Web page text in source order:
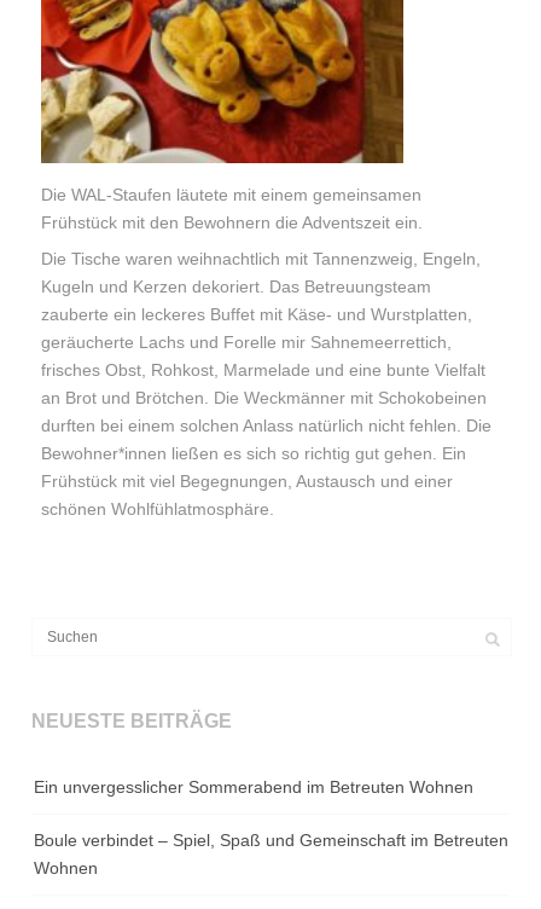
Die WAL-Staufen läutete mit einem gemeinsamen
Frühstück mit den Bewohnern die Adventszeit ein.
Die Tische waren weihnachtlich mit Tannenzweig, Engeln,
Kugeln und Kerzen dekoriert. Das Betreuungsteam
zauberte ein leckeres Buffet mit Käse- und Wurstplatten,
geräucherte Lachs und Forelle mir Sahnemeerrettich,
frisches Obst, Rohkost, Marmelade und eine bunte Vielfalt
an Brot und Brötchen. Die Weckmänner mit Schokobeinen
durften bei einem solchen Anlass natürlich nicht fehlen. Die
Bewohner*innen ließen es sich so richtig gut gehen. Ein
Frühstück mit viel Begegnungen, Austausch und einer
schönen Wohlfühlatmosphäre.
NEUESTE BEITRÄGE
Ein unvergesslicher Sommerabend im Betreuten Wohnen
Boule verbindet – Spiel, Spaß und Gemeinschaft im Betreuten
Wohnen